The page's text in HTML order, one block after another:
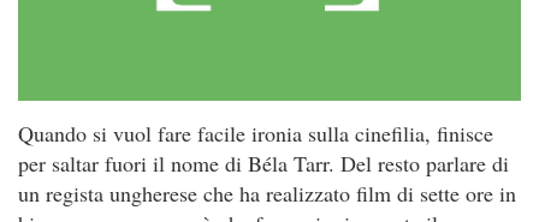
Quando si vuol fare facile ironia sulla cinefilia, finisce
per saltar fuori il nome di Béla Tarr. Del resto parlare di
un regista ungherese che ha realizzato film di sette ore in